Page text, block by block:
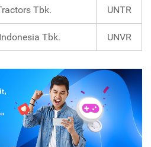
Tbk. UNTR
Tbk. UNVR